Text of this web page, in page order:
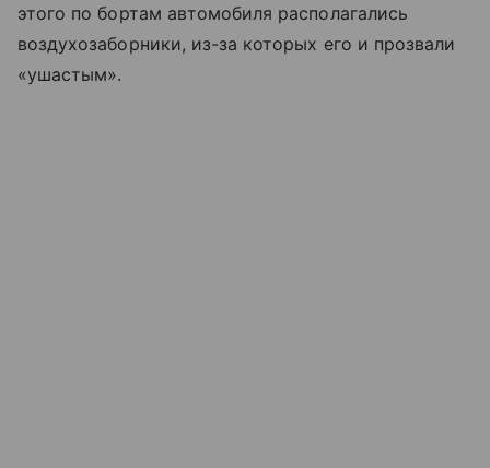
этого по бортам автомобиля располагались
воздухозаборники, из-за которых его и прозвали
«ушастым».